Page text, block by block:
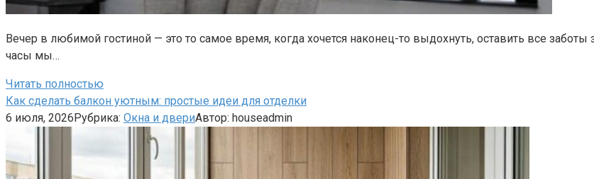
Вечер в любимой гостиной — это то самое время, когда хочется наконец-то выдохнуть, оставить все
часы мы…
Читать полностью
Как сделать балкон уютным: простые идеи для отделки
6 июля, 2026Рубрика: Окна и двериАвтор: houseadmin